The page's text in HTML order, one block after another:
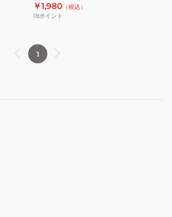
￥1,980 （税込）
18ポイント
1